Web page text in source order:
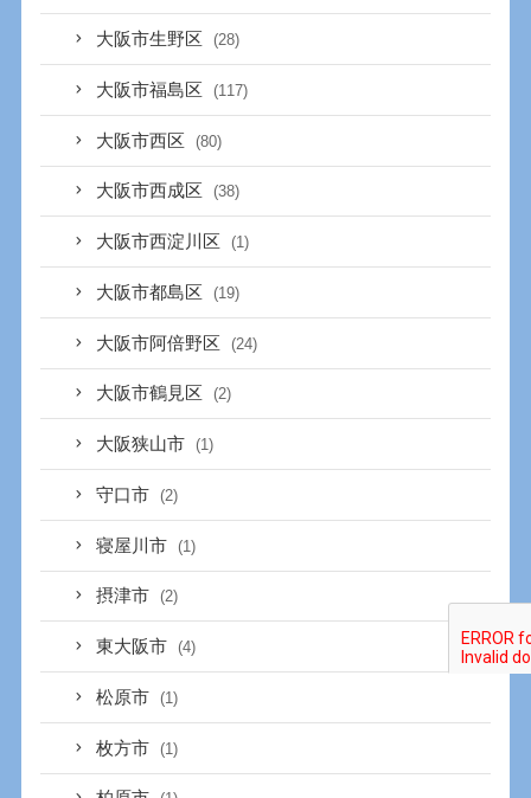
大阪市生野区 (28)
大阪市福島区 (117)
大阪市西区 (80)
大阪市西成区 (38)
大阪市西淀川区 (1)
大阪市都島区 (19)
大阪市阿倍野区 (24)
大阪市鶴見区 (2)
大阪狭山市 (1)
守口市 (2)
寝屋川市 (1)
摂津市 (2)
東大阪市 (4)
松原市 (1)
枚方市 (1)